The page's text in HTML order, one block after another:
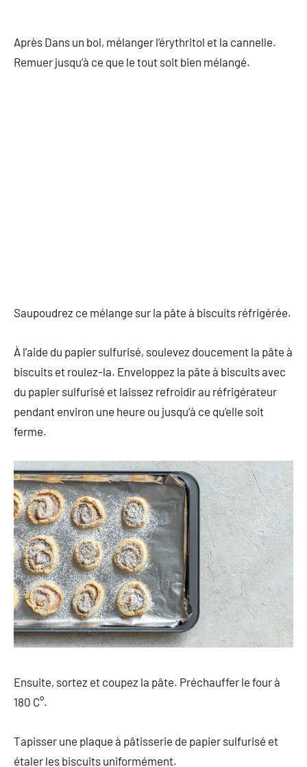
Après Dans un bol, mélanger l’érythritol et la cannelle.
Remuer jusqu’à ce que le tout soit bien mélangé.
Saupoudrez ce mélange sur la pâte à biscuits réfrigérée.
À l’aide du papier sulfurisé, soulevez doucement la pâte à
biscuits et roulez-la. Enveloppez la pâte à biscuits avec
du papier sulfurisé et laissez refroidir au réfrigérateur
pendant environ une heure ou jusqu’à ce qu’elle soit
ferme.
Ensuite, sortez et coupez la pâte. Préchauffer le four à
180 C°.
Tapisser une plaque à pâtisserie de papier sulfurisé et
étaler les biscuits uniformément.